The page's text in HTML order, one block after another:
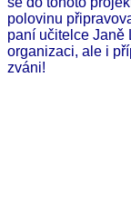
polovinu
paní učitelce Janě
organizaci, ale i
zváni!